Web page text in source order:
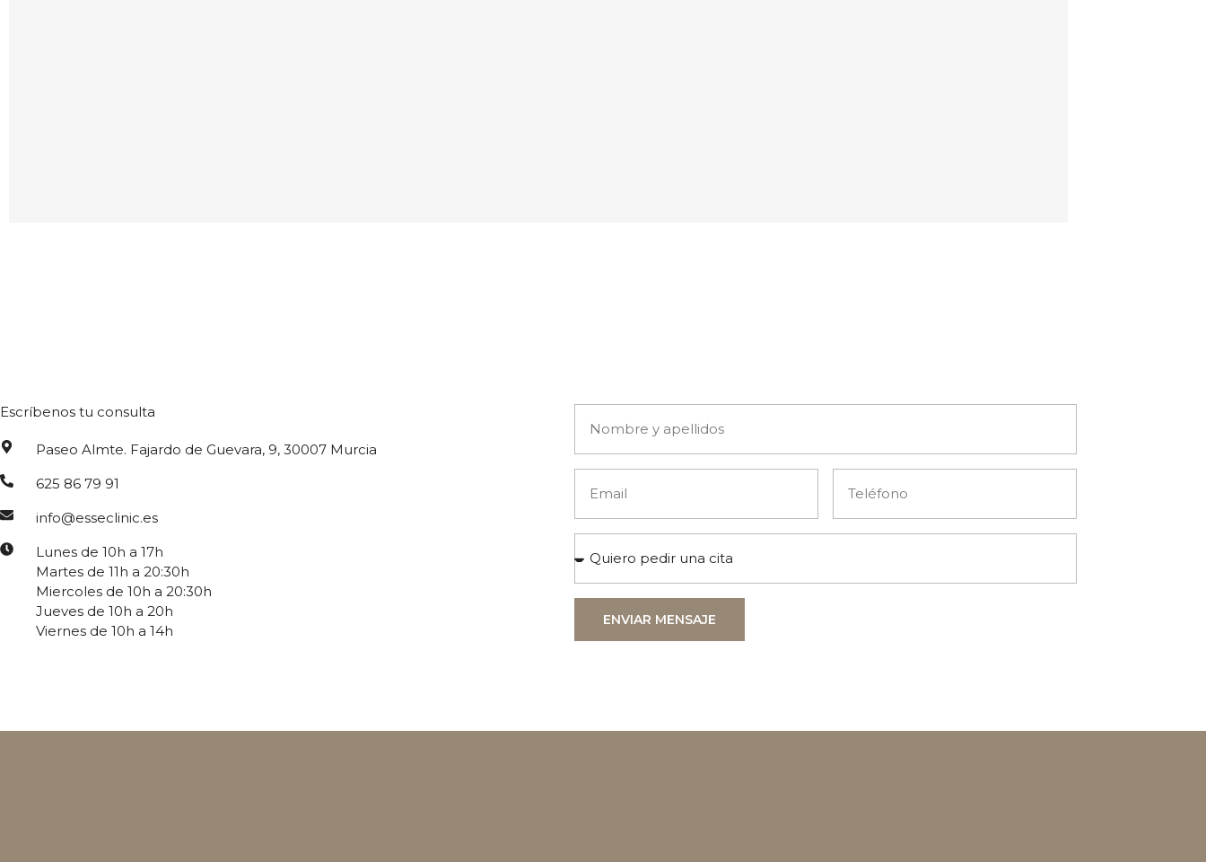
Escríbenos tu consulta
Paseo Almte. Fajardo de Guevara, 9, 30007 Murcia
625 86 79 91
info@esseclinic.es
Lunes de 10h a 17h
Martes de 11h a 20:30h
Miercoles de 10h a 20:30h
Jueves de 10h a 20h
Viernes de 10h a 14h
ENVIAR MENSAJE